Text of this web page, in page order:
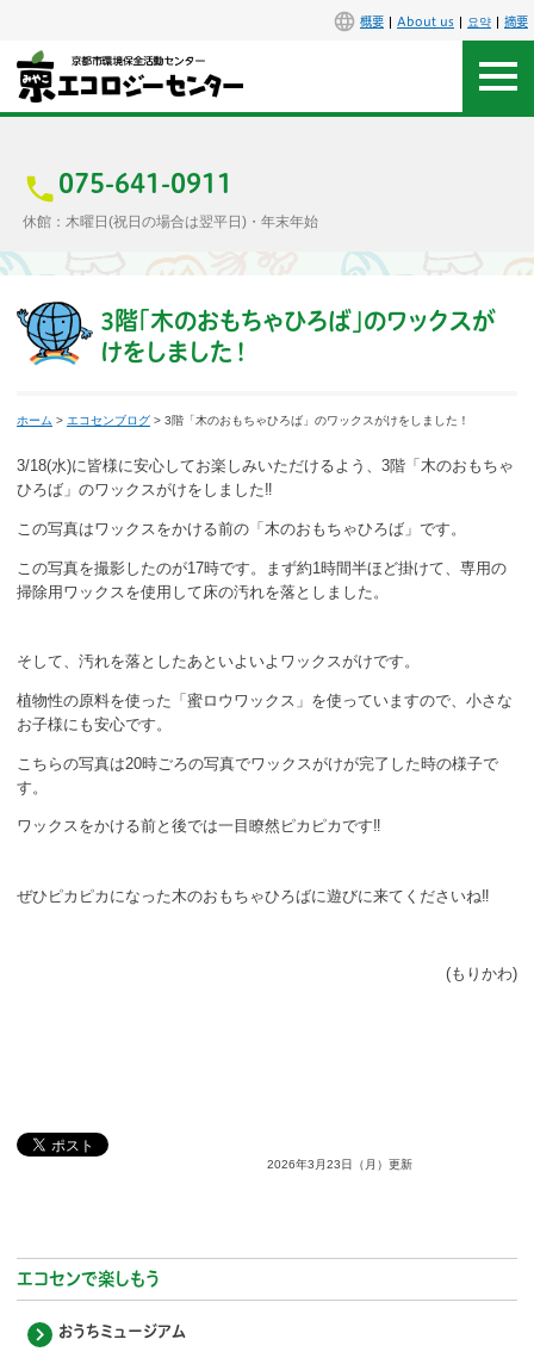
概要 About us 요약 摘要
075-641-0911
休館：木曜日(祝日の場合は翌平日)・年末年始
アクセス
施設案内
イベント
講座
活動支援
発行物
一般の方
団体で見学希望の方
学校関係の方
3階「木のおもちゃひろば」のワックスが
けをしました！
ホーム > エコセンブログ > 3階「木のおもちゃひろば」のワックスがけをしました！
3/18(水)に皆様に安心してお楽しみいただけるよう、3階「木のおもちゃ
ひろば」のワックスがけをしました‼
この写真はワックスをかける前の「木のおもちゃひろば」です。
この写真を撮影したのが17時です。まず約1時間半ほど掛けて、専用の
掃除用ワックスを使用して床の汚れを落としました。
そして、汚れを落としたあといよいよワックスがけです。
植物性の原料を使った「蜜ロウワックス」を使っていますので、小さな
お子様にも安心です。
こちらの写真は20時ごろの写真でワックスがけが完了した時の様子で
す。
ワックスをかける前と後では一目瞭然ピカピカです‼
ぜひピカピカになった木のおもちゃひろばに遊びに来てくださいね‼
(もりかわ)
2026年3月23日（月）更新
エコセンで楽しもう
おうちミュージアム